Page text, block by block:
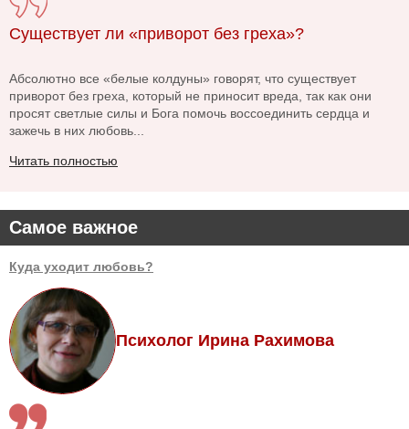
Самое важное
Куда уходит любовь?
Психолог Ирина Рахимова
Существует ли «приворот без греха»?
Абсолютно все «белые колдуны» говорят, что существует
приворот без греха, который не приносит вреда, так как они
просят светлые силы и Бога помочь воссоединить сердца и
зажечь в них любовь...
Читать полностью